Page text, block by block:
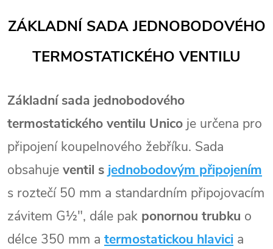
ZÁKLADNÍ SADA JEDNOBODOVÉHO
TERMOSTATICKÉHO VENTILU
Základní sada jednobodového
termostatického ventilu Unico je určena pro
připojení koupelnového žebříku. Sada
obsahuje ventil s jednobodovým připojením
s roztečí 50 mm a standardním připojovacím
závitem G½", dále pak ponornou trubku o
délce 350 mm a termostatickou hlavici a